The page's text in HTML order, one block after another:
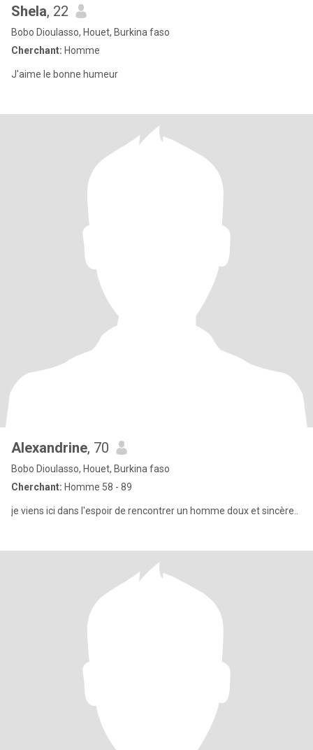
Shela, 22
Bobo Dioulasso, Houet, Burkina faso
Cherchant: Homme
J'aime le bonne humeur
Alexandrine, 70
Bobo Dioulasso, Houet, Burkina faso
Cherchant: Homme 58 - 89
je viens ici dans l'espoir de rencontrer un homme doux et sincère..